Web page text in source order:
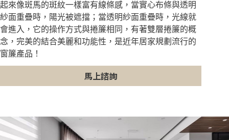
起來像斑馬的斑紋一樣富有線條感，當實心布條與透明
紗面重疊時，陽光被遮擋；當透明紗面重疊時，光線就
會進入，它的操作方式與捲簾相同，有著雙層捲簾的概
念，完美的結合美麗和功能性，是近年居家規劃流行的
窗簾產品！
馬上諮詢